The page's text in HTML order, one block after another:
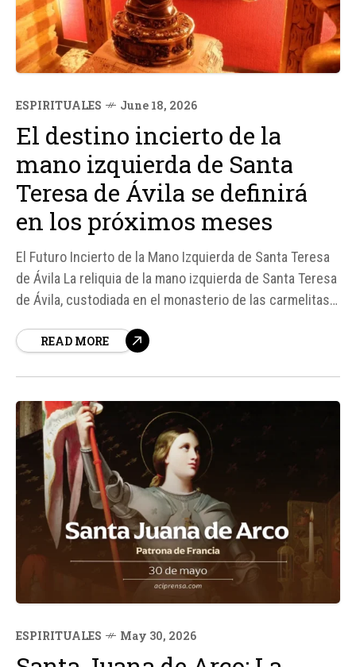
ESPIRITUALES June 18, 2026
El destino incierto de la
mano izquierda de Santa
Teresa de Ávila se definirá
en los próximos meses
El Futuro Incierto de la Mano Izquierda de Santa Teresa
de Ávila La reliquia de la mano izquierda de Santa Teresa
de Ávila, custodiada en el monasterio de las carmelitas
incierto debido a la falta de vocaciones que amenaza
READ MORE
ESPIRITUALES May 30, 2026